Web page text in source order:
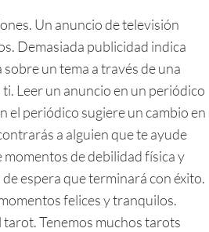
Un anuncio de televisión
Demasiada publicidad indica
un tema a través de una
Leer un anuncio en un periódico
el periódico sugiere un cambio en
a alguien que te ayude
de debilidad física y
espera que terminará con éxito.
felices y tranquilos.
Tenemos muchos tarots